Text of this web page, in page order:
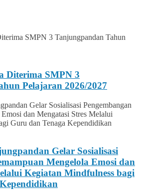
Diterima SMPN 3
Pelajaran 2026/2027
Gelar Sosialisasi
Mengelola Emosi dan
Kegiatan Mindfulness bagi